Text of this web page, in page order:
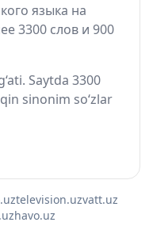
языка на
3300 слов и 900
Saytda 3300
sinonim so‘zlar
television.uzvatt.uz
havo.uz